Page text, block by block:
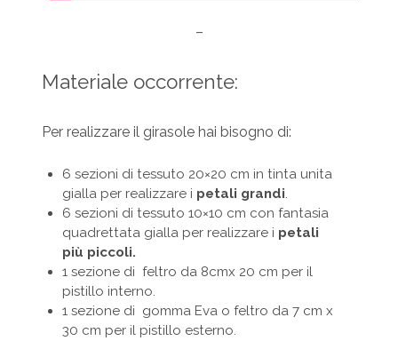
–
Materiale occorrente:
Per realizzare il girasole hai bisogno di:
6 sezioni di tessuto 20×20 cm in tinta unita
gialla per realizzare i petali grandi.
6 sezioni di tessuto 10×10 cm con fantasia
quadrettata gialla per realizzare i petali
più piccoli.
1 sezione di feltro da 8cmx 20 cm per il
pistillo interno.
1 sezione di gomma Eva o feltro da 7 cm x
30 cm per il pistillo esterno.